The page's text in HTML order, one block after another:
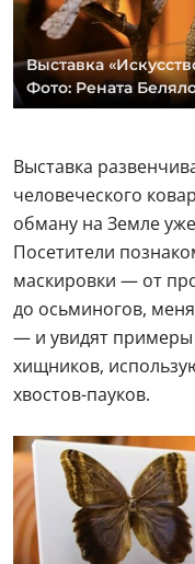
Выставка
Фото: Рената
Выставка
человеческого
обману на Земле
Посетители
маскировки — от
до осьминогов,
— и увидят
хищников,
хвостов-пауков.